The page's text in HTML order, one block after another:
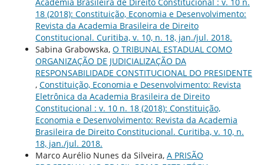
Academia Brasileira de Direito Constitucional : v. 10 n.
18 (2018): Constituição, Economia e Desenvolvimento:
Revista da Academia Brasileira de Direito
Constitucional. Curitiba, v. 10, n. 18, jan./jul. 2018.
Sabina Grabowska, O TRIBUNAL ESTADUAL COMO
ORGANIZAÇÃO DE JUDICIALIZAÇÃO DA
RESPONSABILIDADE CONSTITUCIONAL DO PRESIDENTE
, Constituição, Economia e Desenvolvimento: Revista
Eletrônica da Academia Brasileira de Direito
Constitucional : v. 10 n. 18 (2018): Constituição,
Economia e Desenvolvimento: Revista da Academia
Brasileira de Direito Constitucional. Curitiba, v. 10, n.
18, jan./jul. 2018.
Marco Aurélio Nunes da Silveira, A PRISÃO